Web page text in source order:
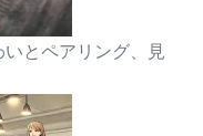
いとペアリング、見